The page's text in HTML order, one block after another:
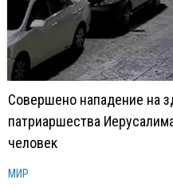
Совершено нападение на
патриаршества
человек
МИР